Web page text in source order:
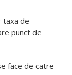
taxa de
punct de
face de catre